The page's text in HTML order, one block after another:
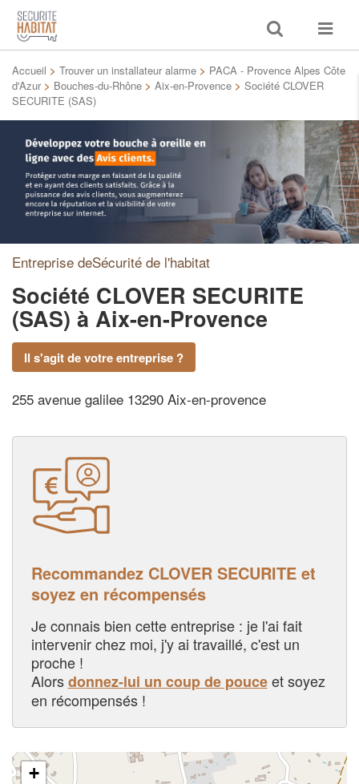
Toggle
search
Toggle
Accueil > Trouver un installateur alarme > PACA - Provence Alpes Côte
d'Azur > Bouches-du-Rhône > Aix-en-Provence > Société CLOVER
SECURITE (SAS)
Entreprise deSécurité de l'habitat
Société CLOVER SECURITE
(SAS) à Aix-en-Provence
Il s'agit de votre entreprise ?
255 avenue galilee 13290 Aix-en-provence
Recommandez CLOVER SECURITE et
soyez en récompensés
Je connais bien cette entreprise : je l'ai fait
intervenir chez moi, j'y ai travaillé, c'est un
proche !
Alorsdonnez-lui un coup de pouceet soyez
en récompensés !
+